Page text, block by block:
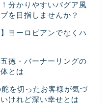
分かりやすいバグア風
を目指しませんか？
】ヨーロピアンでなくハ
徳・バーナーリングの
とは
を切ったお客様が気づ
けれど深い幸せとは